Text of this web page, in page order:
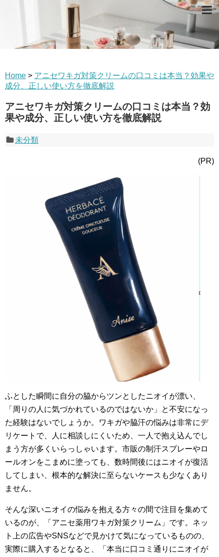
Home > アニセワキガ対策クリームの口コミは本当？効果や
成分、正しい使い方を徹底解説
アニセワキガ対策クリームの口コミは本当？効
果や成分、正しい使い方を徹底解説
未分類
(PR)
ふとした瞬間に自分の脇からツンとしたニオイが漂い、
「周りの人に気づかれているのではないか」と不安になっ
た経験はないでしょうか。ワキガや脇汗の悩みは非常にデ
リケートで、人に相談しにくいため、一人で抱え込んでし
まう方が多くいらっしゃいます。市販の制汗スプレーやロ
ールオンをこまめに塗っても、数時間後にはニオイが復活
してしまい、根本的な解決に至らないケースも少なくあり
ません。
そんな深いニオイの悩みを抱える方々の間で注目を集めて
いるのが、「アニセ薬用ワキガ対策クリーム」です。ネッ
ト上の広告やSNSなどで見かけて気になっているものの、
実際に購入するとなると、「本当に口コミ通りにニオイが